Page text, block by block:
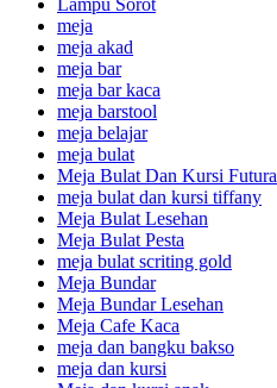
Lampu Sorot
meja
meja akad
meja bar
meja bar kaca
meja barstool
meja belajar
meja bulat
Meja Bulat Dan Kursi Futura
meja bulat dan kursi tiffany
Meja Bulat Lesehan
Meja Bulat Pesta
meja bulat scriting gold
Meja Bundar
Meja Bundar Lesehan
Meja Cafe Kaca
meja dan bangku bakso
meja dan kursi